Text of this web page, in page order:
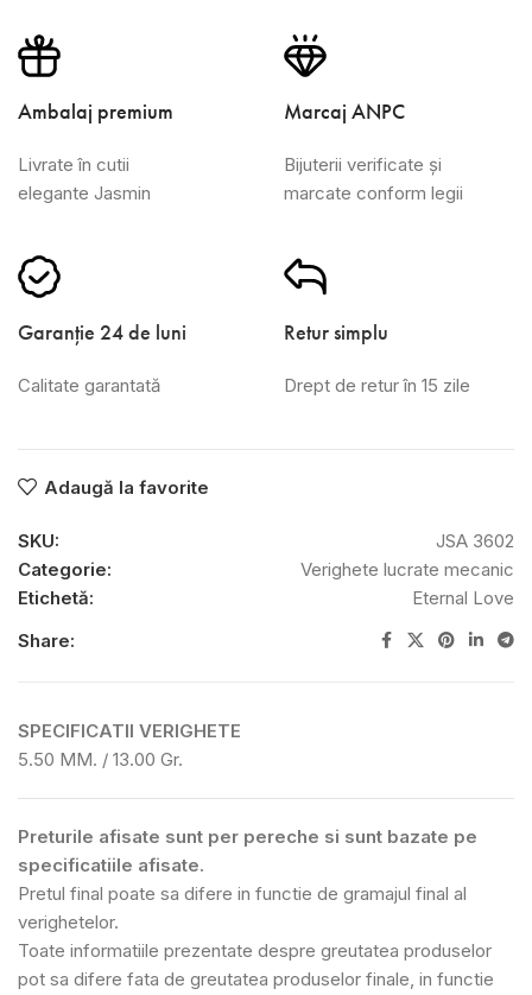
Ambalaj premium
Livrate în cutii
elegante Jasmin
Marcaj ANPC
Bijuterii verificate și
marcate conform legii
Garanție 24 de luni
Calitate garantată
Retur simplu
Drept de retur în 15 zile
Adaugă la favorite
SKU:
JSA 3602
Categorie:
Verighete lucrate mecanic
Etichetă:
Eternal Love
Share:
SPECIFICATII VERIGHETE
5.50 MM. / 13.00 Gr.
Preturile afisate sunt per pereche si sunt bazate pe
specificatiile afisate.
Pretul final poate sa difere in functie de gramajul final al
verighetelor.
Toate informatiile prezentate despre greutatea produselor
pot sa difere fata de greutatea produselor finale, in functie